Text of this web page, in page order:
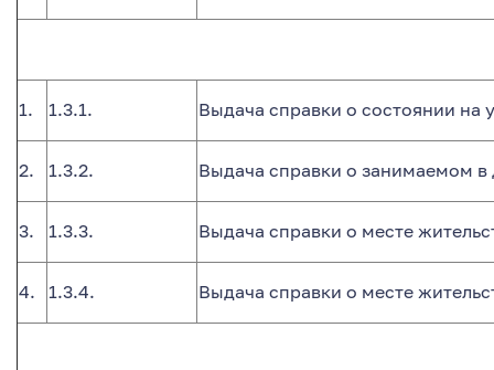
1. 1.3.1. Выдача справки о состоянии
2. 1.3.2. Выдача справки о занимаемом
3. 1.3.3. Выдача справки о месте
4. 1.3.4. Выдача справки о месте